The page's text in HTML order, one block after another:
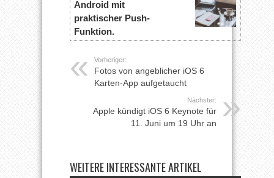
Android mit
praktischer Push-
Funktion.
Vorheriger:
Fotos von angeblicher iOS 6
Karten-App aufgetaucht
Nächster:
Apple kündigt iOS 6 Keynote für
11. Juni um 19 Uhr an
WEITERE INTERESSANTE ARTIKEL